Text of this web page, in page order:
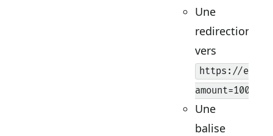
Une
redirection
vers
https://
Une
balise